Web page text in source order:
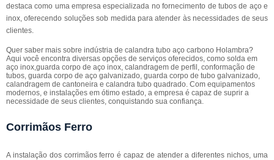
destaca como uma empresa especializada no fornecimento de tubos de aço e
inox, oferecendo soluções sob medida para atender às necessidades de seus
clientes.
Quer saber mais sobre indústria de calandra tubo aço carbono Holambra?
Aqui você encontra diversas opções de serviços oferecidos, como solda em
aço inox,guarda corpo de aço inox, calandragem de perfil, conformação de
tubos, guarda corpo de aço galvanizado, guarda corpo de tubo galvanizado,
calandragem de cantoneira e calandra tubo quadrado. Com equipamentos
modernos, e instalações em ótimo estado, a empresa é capaz de suprir a
necessidade de seus clientes, conquistando sua confiança.
Corrimãos Ferro
A instalação dos corrimãos ferro é capaz de atender a diferentes nichos, uma